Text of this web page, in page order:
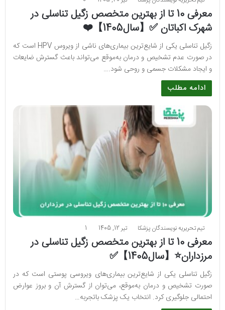
معرفی 10 تا از بهترین متخصص زگیل تناسلی در
شهرک اکباتان ✅【سال1405】❤️
زگیل تناسلی یکی از شایع‌ترین بیماری‌های ناشی از ویروس HPV است که
در صورت عدم تشخیص و درمان به‌موقع می‌تواند باعث گسترش ضایعات
و ایجاد مشکلات جسمی و روحی شود.…
ادامه مطلب
تیم تحریریه نویسندگان پزشکا تیر 12, 1405 1
معرفی 10 تا از بهترین متخصص زگیل تناسلی در
مرزداران⭐【سال1405】✅
زگیل تناسلی یکی از شایع‌ترین بیماری‌های ویروسی پوستی است که در
صورت تشخیص و درمان به‌موقع، می‌توان از گسترش آن و بروز عوارض
احتمالی جلوگیری کرد. انتخاب یک پزشک باتجربه…